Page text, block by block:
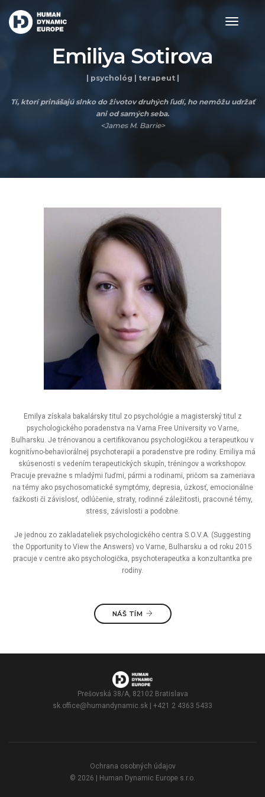
toggle
Emiliya Sotirova
| psychológ | terapeut |
Tí, ktorí prinášajú slnko do životov druhých ľudí, ho nemôžu udržať
ani od samých seba.
<James M. Barrie>
Emilya získala bakalársky titul zo psychológie a magisterský titul z
psychologického poradenstva na Varna Free University vo Varne,
Bulharsku. Je trénovanou a certifikovanou psychologičkou a terapeutkou v
kognitívno-behaviorálnej psychoterapii a poradenstve pre rodiny. Emiliya má
skúsenosti s vedením terapeutických skupín, tréningov a workshopov.
Pracuje prevažne s mladými ľuďmi, pármi a rodinami, pričom sa zameriava
na témy ako psychosomatické symptómy, depresia, úzkosť, emocionálne
ťažkosti či závislosť, odlúčenie, straty, rodinné záležitosti, pracovné témy,
stress, závislosti a podobne.
Je jednou zo zakladateliek psychologického centra S.O.V.A. (Suggesting
the Opportunity to View the Answers) vo Varne, Bulharsku a od roku 2015
pracuje v centre ako psychologička, psychoterapeutka a konzultantka pre
rodiny.
NÁŠ TÍM
Prešovská 38/A, 82102 Bratislava
sk.office@humandynamic.sk | +421 2 4363 5433
Ochrana osobných údajov
© 2026 | Human Dynamic Europe s.r.o.